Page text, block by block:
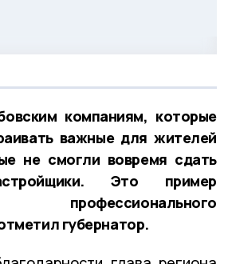
компаниям, которые
важные для жителей
не смогли вовремя сдать
Это пример
профессионального
губернатор.